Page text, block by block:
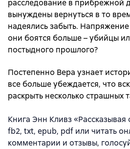
расследование в прибрежной
вынуждены вернуться в то
надеялись забыть.
они боятся больше – убийцы
постыдного прошлого?
Постепенно Вера узнает
все больше убеждается, что
раскрыть несколько страшных
Книга Энн Кливз «Рассказывая
fb2, txt, epub, pdf или читать
комментарии и отзывы,